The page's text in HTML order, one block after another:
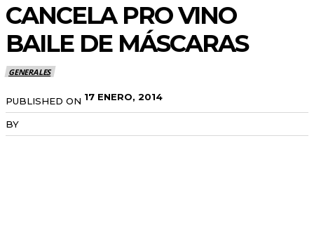
CANCELA PRO VINO
BAILE DE MÁSCARAS
GENERALES
PUBLISHED ON 17 ENERO, 2014
BY